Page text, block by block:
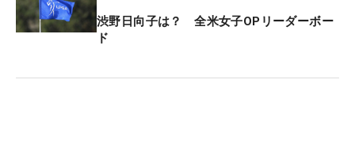
くもパットが決まらず、バーディを見せることはで
きなかったが、頑張る母の姿はしっかり届いている
渋野日向子は？ 全米女子OPリーダーボー
ド